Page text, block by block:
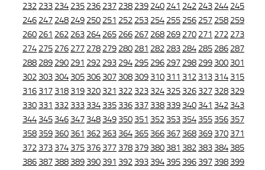
232 233 234 235 236 237 238 239 240 241 242 243 244 245
246 247 248 249 250 251 252 253 254 255 256 257 258 259
260 261 262 263 264 265 266 267 268 269 270 271 272 273
274 275 276 277 278 279 280 281 282 283 284 285 286 287
288 289 290 291 292 293 294 295 296 297 298 299 300 301
302 303 304 305 306 307 308 309 310 311 312 313 314 315
316 317 318 319 320 321 322 323 324 325 326 327 328 329
330 331 332 333 334 335 336 337 338 339 340 341 342 343
344 345 346 347 348 349 350 351 352 353 354 355 356 357
358 359 360 361 362 363 364 365 366 367 368 369 370 371
372 373 374 375 376 377 378 379 380 381 382 383 384 385
386 387 388 389 390 391 392 393 394 395 396 397 398 399